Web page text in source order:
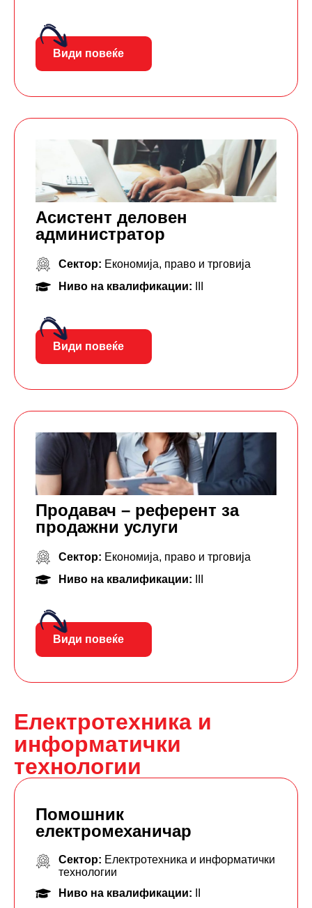
Види повеќе
Асистент деловен
администратор
Сектор: Економија, право и трговија
Ниво на квалификации:
Види повеќе
Продавач – референт за
продажни услуги
Сектор: Економија, право и трговија
Ниво на квалификации:
Види повеќе
Електротехника и
информатички
технологии
Помошник
електромеханичар
Сектор: Електротехника и информатички
технологии
Ниво на квалификации: